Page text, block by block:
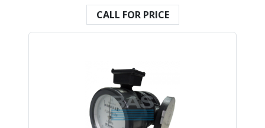
CALL FOR PRICE